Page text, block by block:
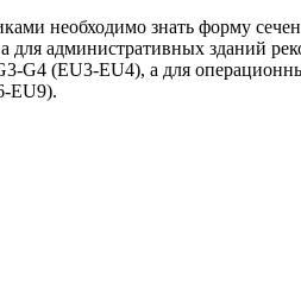
необходимо знать форму
административных зданий
G4 (EU3-EU4), а для
EU9).